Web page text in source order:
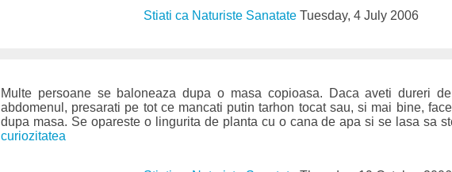
Stiati ca Naturiste SanatateTuesday, 4 July 2006
Multe persoane se baloneaza dupa o masa copioasa. Daca aveti dureri
abdomenul, presarati pe tot ce mancati putin tarhon tocat sau, si mai bine,
dupa masa. Se opareste o lingurita de planta cu o cana de apa si se lasa sa
curiozitatea